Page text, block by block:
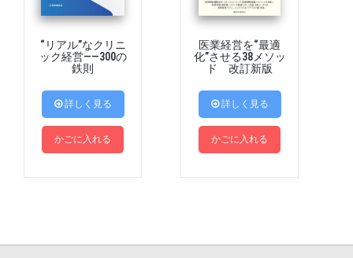
“リアル”なクリニ
ック経営――300の
鉄則
 詳しく見る
かごに入れる
医業経営を“最適
化”させる38メソッ
ド 改訂新版
 詳しく見る
かごに入れる